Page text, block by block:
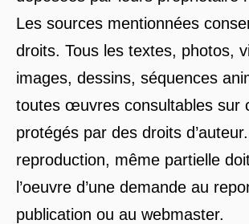
Les sources mentionnées
droits. Tous les textes, photos,
images, dessins, séquences
toutes œuvres consultables sur
protégés par des droits
reproduction, même partielle
l’oeuvre d’une demande au
publication ou au webmaster.